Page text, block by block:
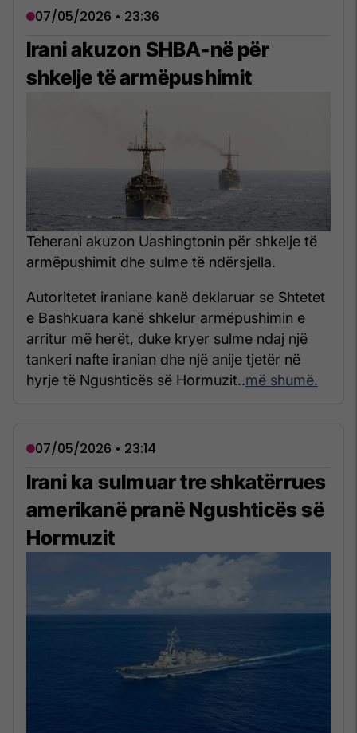
07/05/2026 • 23:36
Irani akuzon SHBA-në për
shkelje të armëpushimit
Teherani akuzon Uashingtonin për shkelje të
armëpushimit dhe sulme të ndërsjella.
Autoritetet iraniane kanë deklaruar se Shtetet
e Bashkuara kanë shkelur armëpushimin e
arritur më herët, duke kryer sulme ndaj një
tankeri nafte iranian dhe një anije tjetër në
hyrje të Ngushticës së Hormuzit..më shumë.
07/05/2026 • 23:14
Irani ka sulmuar tre shkatërrues
amerikanë pranë Ngushticës së
Hormuzit